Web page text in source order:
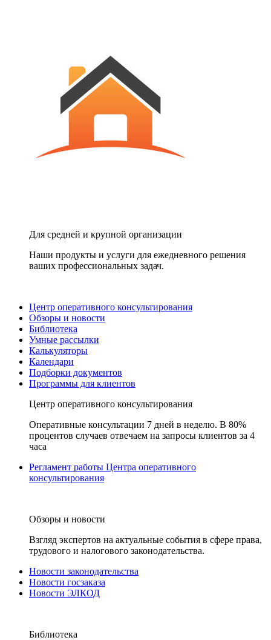
Для средней и крупной организации
Наши продукты и услуги для ежедневного решения
ваших профессиональных задач.
Центр оперативного консультирования
Обзоры и новости
Библиотека
Умные рассылки
Калькуляторы
Календари
Подборки документов
Программы для клиентов
Центр оперативного консультирования
Оперативные консультации 7 дней в неделю. В 80%
процентов случаев отвечаем на запросы клиентов за 4
часа
Регламент работы Центра оперативного
консультирования
Обзоры и новости
Взгляд экспертов на актуальные события в сфере права,
трудового и налогового законодательства.
Новости законодательства
Новости госзаказа
Новости ЭЛКОД
Библиотека